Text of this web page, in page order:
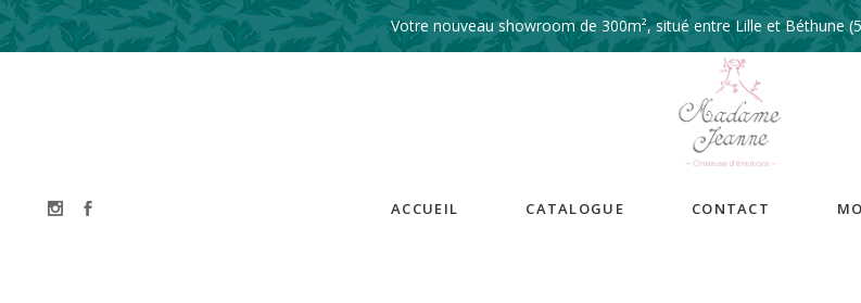
Votre nouveau showroom de 300m², situé entre Lille et Béthune
ACCUEIL CATALOGUE CONTACT